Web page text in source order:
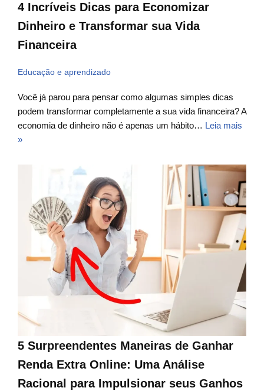
4 Incríveis Dicas para Economizar
Dinheiro e Transformar sua Vida
Financeira
Educação e aprendizado
Você já parou para pensar como algumas simples dicas
podem transformar completamente a sua vida financeira? A
economia de dinheiro não é apenas um hábito… Leia mais
»
5 Surpreendentes Maneiras de Ganhar
Renda Extra Online: Uma Análise
Racional para Impulsionar seus Ganhos